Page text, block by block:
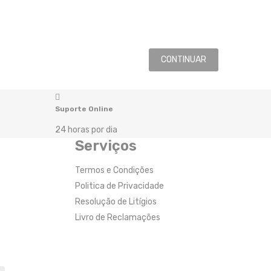
CONTINUAR
Suporte Online
24 horas por dia
Serviços
Termos e Condições
Politica de Privacidade
Resolução de Litígios
Livro de Reclamações